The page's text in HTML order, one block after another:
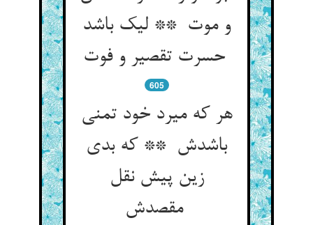
و موت ** لیک باشد
حسرت تقصیر و فوت
605
هر که میرد خود تمنی
باشدش ** که بدی
زین پیش نقل
مقصدش